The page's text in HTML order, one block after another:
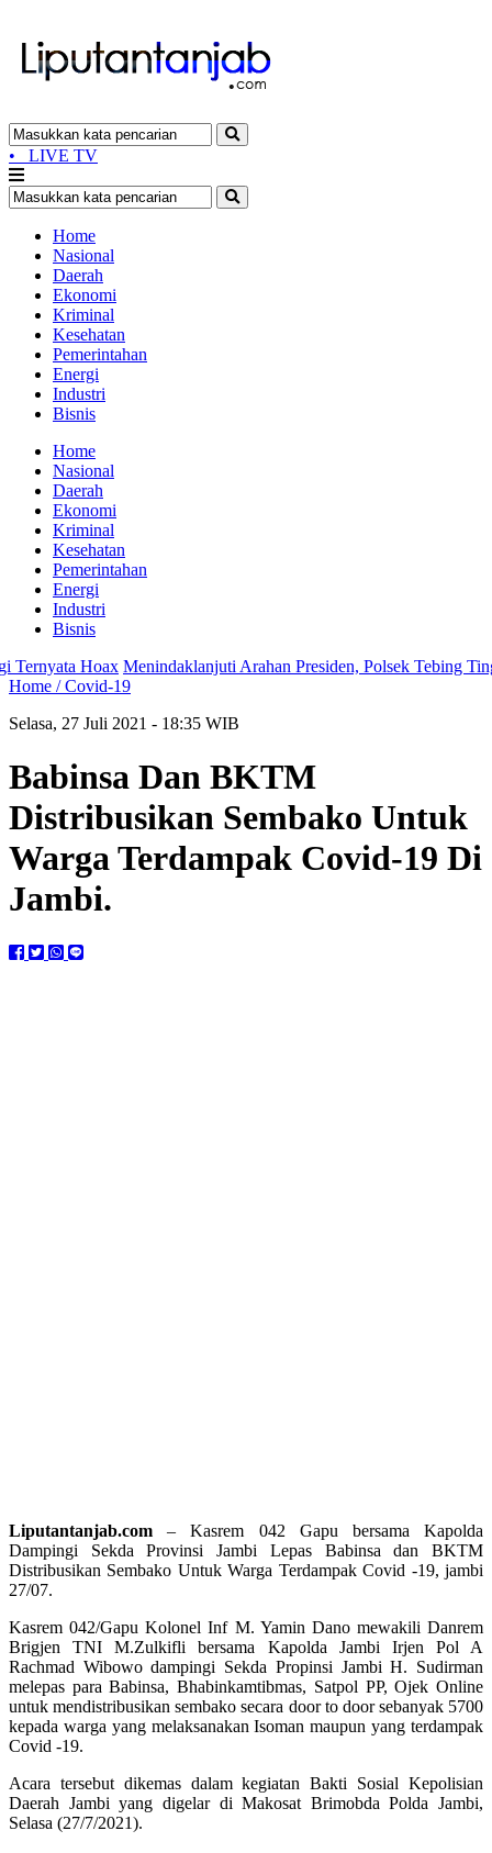
• LIVE TV
Home
Nasional
Daerah
Ekonomi
Kriminal
Kesehatan
Pemerintahan
Energi
Industri
Bisnis
Home
Nasional
Daerah
Ekonomi
Kriminal
Kesehatan
Pemerintahan
Energi
Industri
Bisnis
Hoax Menindaklanjuti Arahan Presiden, Polsek Tebing Tinggi
Home /Covid-19
Selasa, 27 Juli 2021 - 18:35 WIB
Babinsa Dan BKTM
Distribusikan Sembako Untuk
Warga Terdampak Covid-19 Di
Jambi.
Liputantanjab.com – Kasrem 042 Gapu bersama Kapolda
Dampingi Sekda Provinsi Jambi Lepas Babinsa dan BKTM
Distribusikan Sembako Untuk Warga Terdampak Covid -19, jambi
27/07.
Kasrem 042/Gapu Kolonel Inf M. Yamin Dano mewakili Danrem
Brigjen TNI M.Zulkifli bersama Kapolda Jambi Irjen Pol A
Rachmad Wibowo dampingi Sekda Propinsi Jambi H. Sudirman
melepas para Babinsa, Bhabinkamtibmas, Satpol PP, Ojek Online
untuk mendistribusikan sembako secara door to door sebanyak 5700
kepada warga yang melaksanakan Isoman maupun yang terdampak
Covid -19.
Acara tersebut dikemas dalam kegiatan Bakti Sosial Kepolisian
Daerah Jambi yang digelar di Makosat Brimobda Polda Jambi,
Selasa (27/7/2021).